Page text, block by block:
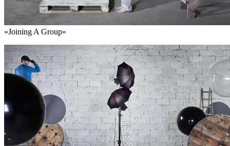
»Joining A Group«